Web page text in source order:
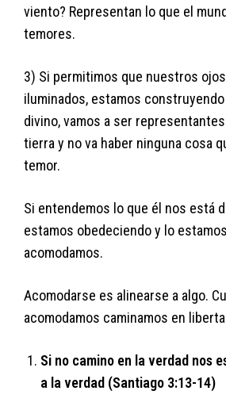
viento? Representan lo que el
temores.
3) Si permitimos que nuestros
iluminados, estamos
divino, vamos a ser
tierra y no va haber ninguna cosa
temor.
Si entendemos lo que él nos está
estamos obedeciendo y lo
acomodamos.
Acomodarse es alinearse a algo.
acomodamos caminamos en
Si no camino en la verdad nos
a la verdad (Santiago 3:13-14)